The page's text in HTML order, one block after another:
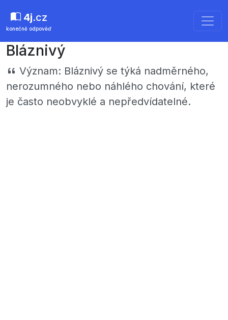
4j.cz
konečně odpověď
Bláznivý
Význam: Bláznivý se týká nadměrného,
nerozumného nebo náhlého chování, které
je často neobvyklé a nepředvídatelné.